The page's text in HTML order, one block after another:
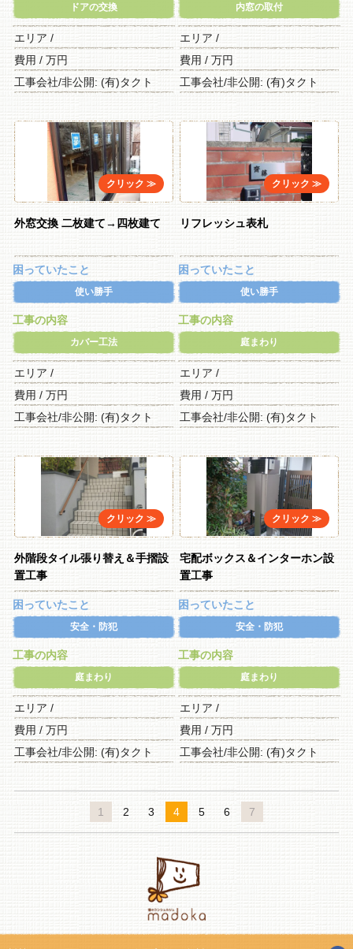
ドアの交換
エリア /
費用 / 万円
工事会社/非公開: (有)タクト
内窓の取付
エリア /
費用 / 万円
工事会社/非公開: (有)タクト
外窓交換 二枚建て→四枚建て
困っていたこと
使い勝手
工事の内容
カバー工法
エリア /
費用 / 万円
工事会社/非公開: (有)タクト
リフレッシュ表札
困っていたこと
使い勝手
工事の内容
庭まわり
エリア /
費用 / 万円
工事会社/非公開: (有)タクト
外階段タイル張り替え＆手摺設
置工事
困っていたこと
安全・防犯
工事の内容
庭まわり
エリア /
費用 / 万円
工事会社/非公開: (有)タクト
宅配ボックス＆インターホン設
置工事
困っていたこと
安全・防犯
工事の内容
庭まわり
エリア /
費用 / 万円
工事会社/非公開: (有)タクト
1 2 3 4 5 6 7